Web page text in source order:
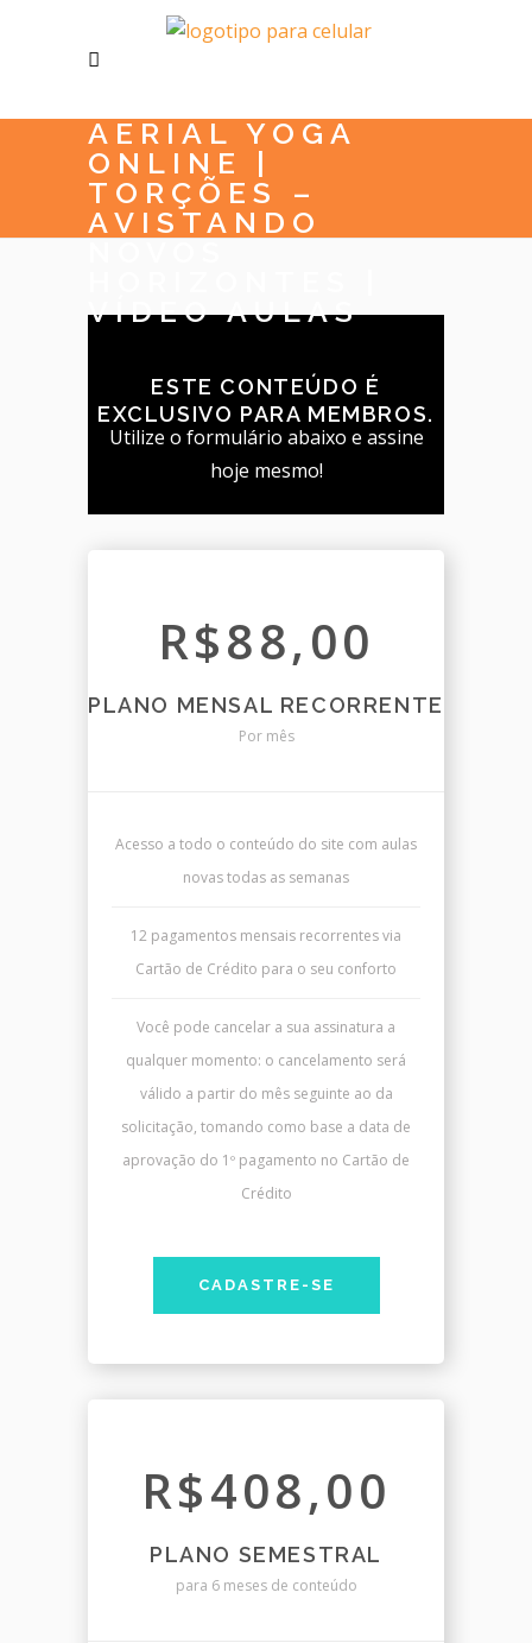
AERIAL YOGA
ONLINE |
TORÇÕES –
AVISTANDO
VÍDEO AULAS
ESTE CONTEÚDO É
EXCLUSIVO PARA MEMBROS.
Utilize o formulário abaixo e assine
hoje mesmo!
R$88,00
PLANO MENSAL RECORRENTE
Por mês
Acesso a todo o conteúdo do site com aulas
novas todas as semanas
12 pagamentos mensais recorrentes via
Cartão de Crédito para o seu conforto
Você pode cancelar a sua assinatura a
qualquer momento: o cancelamento será
válido a partir do mês seguinte ao da
solicitação, tomando como base a data de
aprovação do 1º pagamento no Cartão de
Crédito
CADASTRE-SE
R$408,00
PLANO SEMESTRAL
para 6 meses de conteúdo